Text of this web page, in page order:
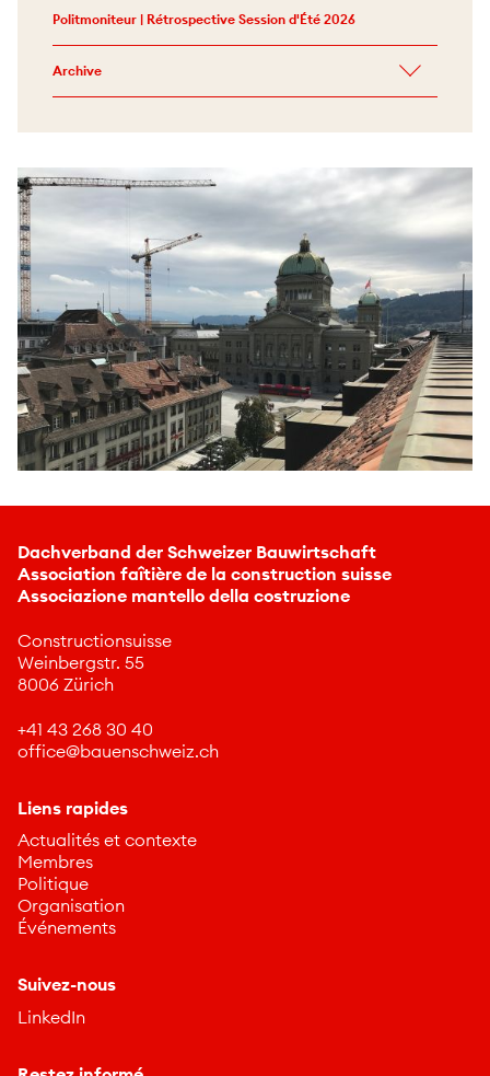
Politmoniteur | Rétrospective Session d'Été 2026
Archive
Dachverband der Schweizer Bauwirtschaft
Association faîtière de la construction suisse
Associazione mantello della costruzione
Constructionsuisse
Weinbergstr. 55
8006 Zürich
+41 43 268 30 40
ff c b nschw z ch
Liens rapides
Actualités et contexte
Membres
Politique
Organisation
Événements
Suivez-nous
LinkedIn